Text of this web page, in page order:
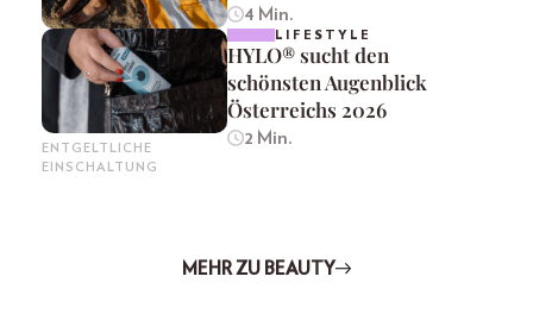
4 Min.
ENTGELTLICHE
EINSCHALTUNG
LIFESTYLE
HYLO® sucht den
schönsten Augenblick
Österreichs 2026
2 Min.
MEHR ZU BEAUTY